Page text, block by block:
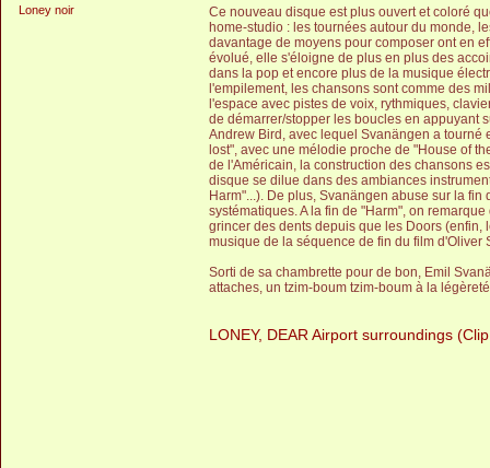
Loney noir
Ce nouveau disque est plus ouvert et coloré
home-studio : les tournées autour du monde,
davantage de moyens pour composer ont en
évolué, elle s'éloigne de plus en plus des
dans la pop et encore plus de la musique
l'empilement, les chansons sont comme des
l'espace avec pistes de voix, rythmiques,
de démarrer/stopper les boucles en appuyant
Andrew Bird, avec lequel Svanängen a tourné
lost", avec une mélodie proche de "House of
de l'Américain, la construction des chansons
disque se dilue dans des ambiances
Harm"...). De plus, Svanängen abuse sur la
systématiques. A la fin de "Harm", on
grincer des dents depuis que les Doors (enfin,
musique de la séquence de fin du film
Sorti de sa chambrette pour de bon, Emil
attaches, un tzim-boum tzim-boum à la
LONEY, DEAR Airport surroundings